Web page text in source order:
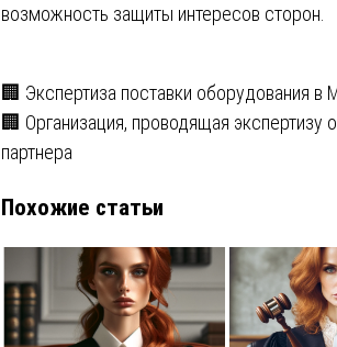
возможность защиты интересов сторон.
Навигация
по
🏢 Экспертиза поставки оборудования в
🏢 Организация, проводящая экспертизу
партнера
Похожие статьи